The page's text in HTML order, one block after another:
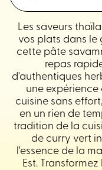
Les saveurs
vos plats dans
cette pâte
repas
d'authentiques
une expérience
cuisine sans
en un rien de
tradition de la
de curry vert
l'essence de la
Est.